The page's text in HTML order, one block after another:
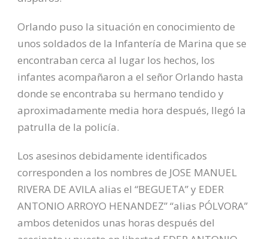
Orlando puso la situación en conocimiento de
unos soldados de la Infantería de Marina que se
encontraban cerca al lugar los hechos, los
infantes acompañaron a el señor Orlando hasta
donde se encontraba su hermano tendido y
aproximadamente media hora después, llegó la
patrulla de la policía.
Los asesinos debidamente identificados
corresponden a los nombres de JOSE MANUEL
RIVERA DE AVILA alias el “BEGUETA” y EDER
ANTONIO ARROYO HENANDEZ” “alias PÓLVORA”
ambos detenidos unas horas después del